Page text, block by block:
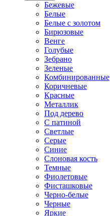
Бежевые
Белые
Белые с золотом
Бирюзовые
Венге
Голубые
Зебрано
Зеленые
Комбинированные
Коричневые
Красные
Металлик
Под дерево
С патиной
Светлые
Серые
Синие
Слоновая кость
Темные
Фиолетовые
Фисташковые
Черно-белые
Черные
Яркие